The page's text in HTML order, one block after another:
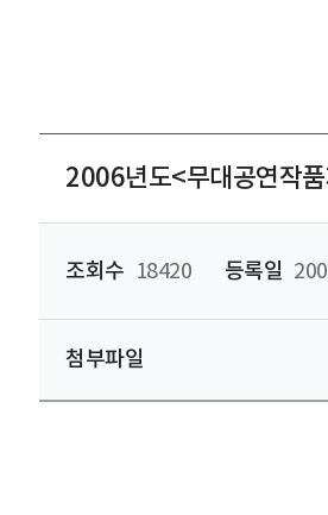
2006년도<무대공연작
조회수 18420 등록일
첨부파일